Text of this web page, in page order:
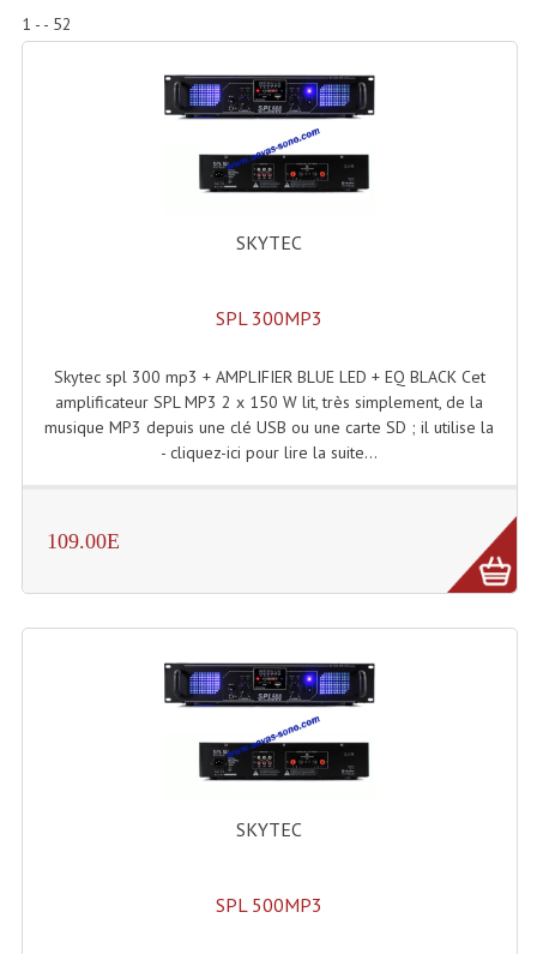
Amplificateurs Multi-Canaux
Casques Stéréo
Enceintes Et Caissons Basses
Enceintes Amplifiées Actives
Enceintes, Système Amplifiés
Enceinte Nomade Bluetooth
Enceintes (Ecoutes De Studio)
Enceintes Monitoring
1 - - 52
SKYTEC
SPL 300MP3
Skytec spl 300 mp3 + AMPLIFIER BLUE LED + EQ BLACK Cet
amplificateur SPL MP3 2 x 150 W lit, très simplement, de la
musique MP3 depuis une clé USB ou une carte SD ; il utilise la
- cliquez-ici pour lire la suite...
109.00E
SKYTEC
SPL 500MP3